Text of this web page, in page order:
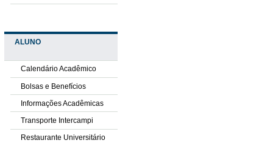
ALUNO
Calendário Acadêmico
Bolsas e Benefícios
Informações Acadêmicas
Transporte Intercampi
Restaurante Universitário